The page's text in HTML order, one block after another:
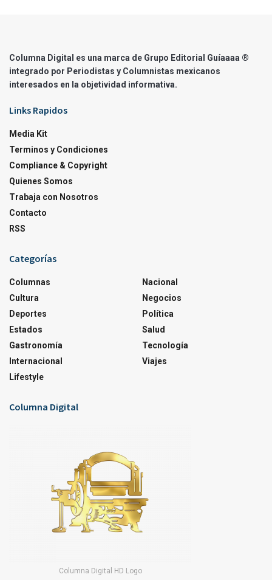
Columna Digital es una marca de Grupo Editorial Guíaaaa ®
integrado por Periodistas y Columnistas mexicanos
interesados en la objetividad informativa.
Links Rapidos
Media Kit
Terminos y Condiciones
Compliance & Copyright
Quienes Somos
Trabaja con Nosotros
Contacto
RSS
Categorías
Columnas
Cultura
Deportes
Estados
Gastronomía
Internacional
Lifestyle
Nacional
Negocios
Política
Salud
Tecnología
Viajes
Columna Digital
Columna Digital HD Logo